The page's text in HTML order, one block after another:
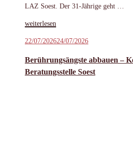
LAZ Soest. Der 31-Jährige geht …
„Wendrich
für
bei
der
weiterlesen
Veröffentlicht
22/07/202624/07/2026
Berührungsängste abbauen –
Beratungsstelle Soest